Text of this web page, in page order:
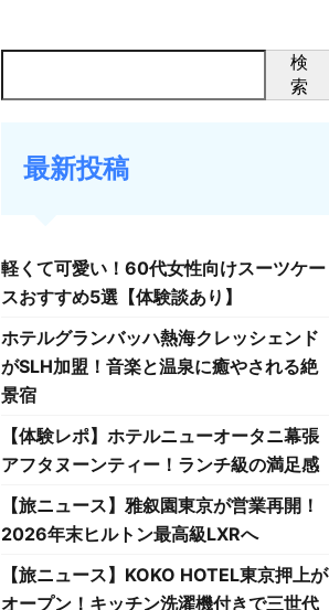
検
索
最新投稿
軽くて可愛い！60代女性向けスーツケー
スおすすめ5選【体験談あり】
ホテルグランバッハ熱海クレッシェンド
がSLH加盟！音楽と温泉に癒やされる絶
景宿
【体験レポ】ホテルニューオータニ幕張
アフタヌーンティー！ランチ級の満足感
【旅ニュース】雅叙園東京が営業再開！
2026年末ヒルトン最高級LXRへ
【旅ニュース】KOKO HOTEL東京押上が
オープン！キッチン洗濯機付きで三世代